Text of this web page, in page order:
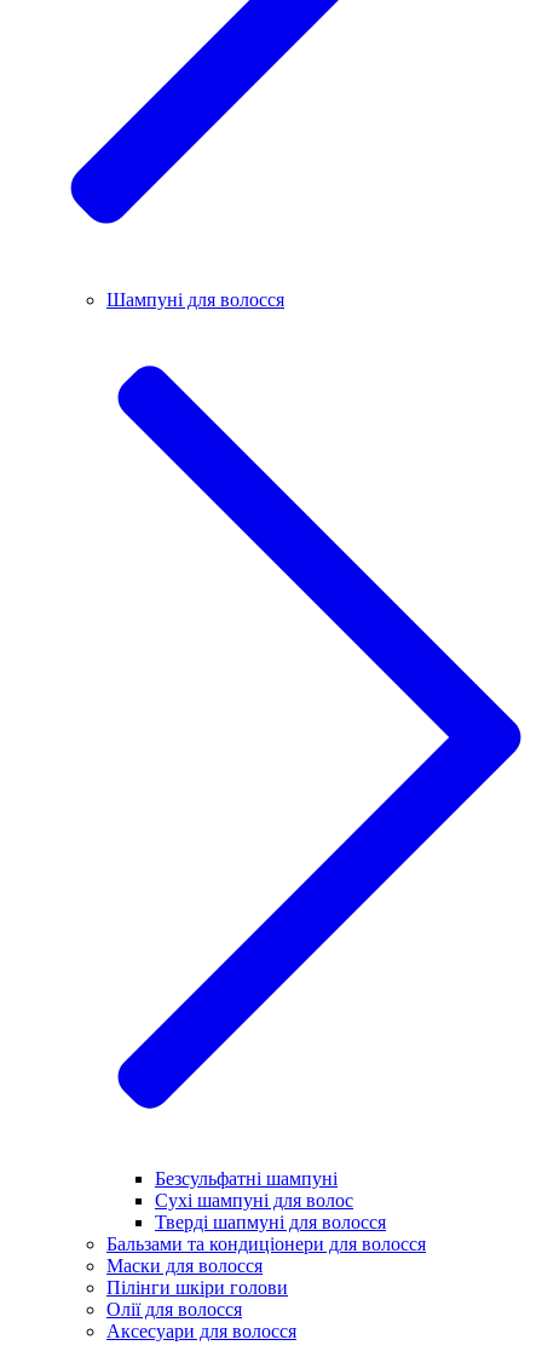
Шампуні для волосся
Безсульфатні шампуні
Сухі шампуні для волос
Тверді шапмуні для волосся
Бальзами та кондиціонери для волосся
Маски для волосся
Пілінги шкіри голови
Олії для волосся
Аксесуари для волосся